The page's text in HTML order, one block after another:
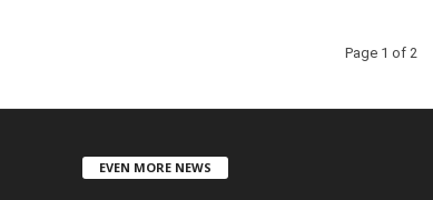
Page 1 of 2
EVEN MORE NEWS